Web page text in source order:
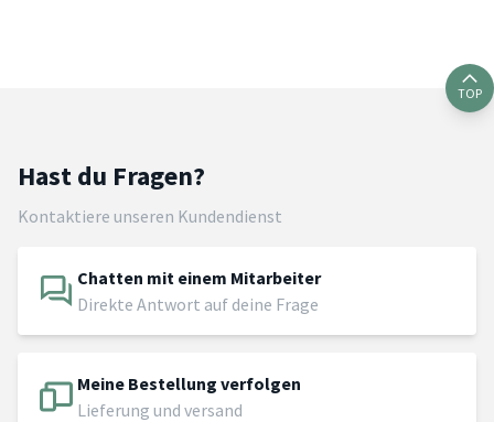
TOP
Hast du Fragen?
Kontaktiere unseren Kundendienst
Chatten mit einem Mitarbeiter
Direkte Antwort auf deine Frage
Meine Bestellung verfolgen
Lieferung und versand